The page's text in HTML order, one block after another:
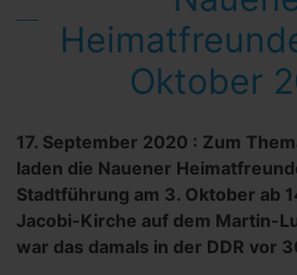
Oktober
17. September 2020 : Zum
laden die Nauener
Stadtführung am 3. Oktober ab
Jacobi-Kirche auf dem Martin-
war das damals in der DDR vor